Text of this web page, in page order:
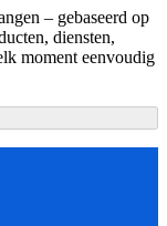
– gebaseerd op
diensten,
moment eenvoudig